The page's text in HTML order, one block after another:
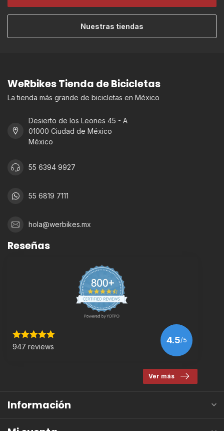
Nuestras tiendas
WeRbikes Tienda de Bicicletas
La tienda más grande de bicicletas en México
Desierto de los Leones 45 - A
01000 Ciudad de México
México
55 6394 9927
55 6819 7111
hola@werbikes.mx
Reseñas
947 reviews
4.5/5
Ver más
Información